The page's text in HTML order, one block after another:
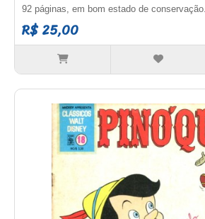
92 páginas, em bom estado de
R$ 25,00